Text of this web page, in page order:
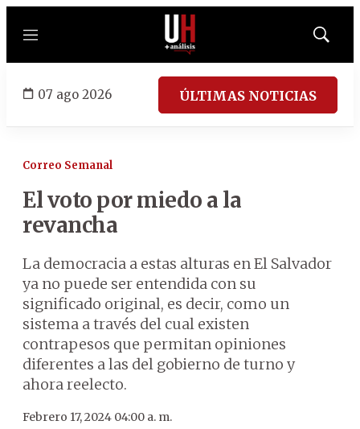
Menú
Mostrar
07 ago 2026 ÚLTIMAS NOTICIAS
Correo Semanal
El voto por miedo a la
revancha
La democracia a estas alturas en El Salvador
ya no puede ser entendida con su
significado original, es decir, como un
sistema a través del cual existen
contrapesos que permitan opiniones
diferentes a las del gobierno de turno y
ahora reelecto.
Febrero 17, 2024 04:00 a. m.